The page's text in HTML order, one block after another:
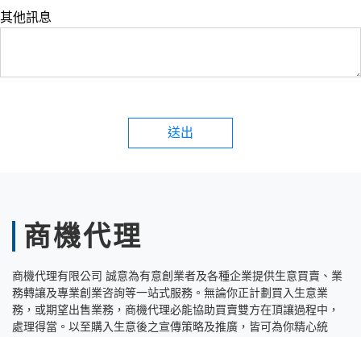
其他訊息
送出
商機代理
商機代理有限公司 誠意為有意創業者及各種企業提供生意買賣、業
務轉讓及專業創業咨詢等一站式服務。無論你正計劃買入生意業
務，或期望出售業務，商機代理必能協助買賣雙方在頂讓過程中，
處理得當。以至購入生意後之宣傳策略及推廣，皆可為你精心統